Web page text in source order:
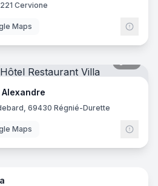
Cervione
Maps
69430 Régnié-Durette
Maps
21